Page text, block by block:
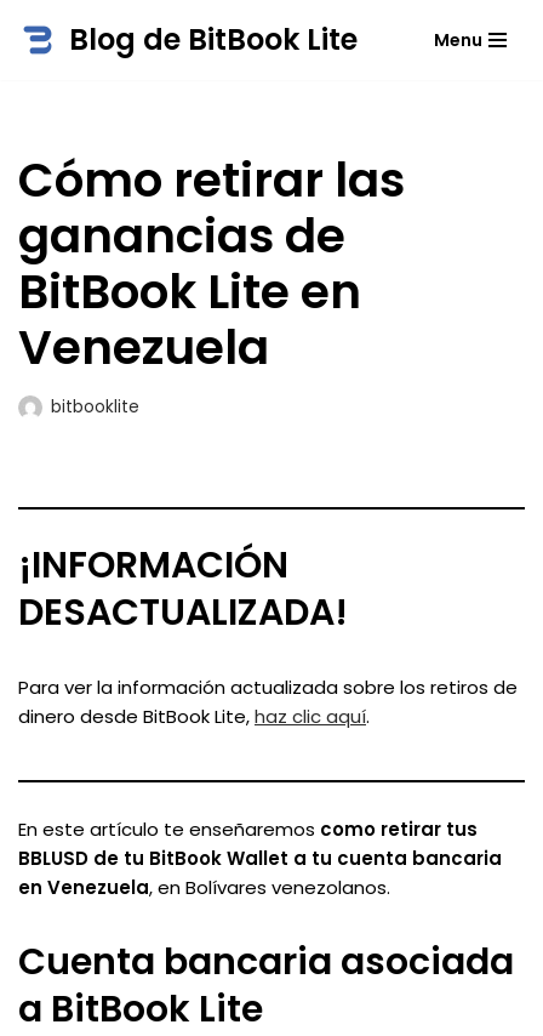
Blog de BitBook Lite Menu
Cómo retirar las
ganancias de
BitBook Lite en
Venezuela
bitbooklite
¡INFORMACIÓN
DESACTUALIZADA!
Para ver la información actualizada sobre los retiros de
dinero desde BitBook Lite,haz clic aquí.
En este artículo te enseñaremos como retirar tus
BBLUSD de tu BitBook Wallet a tu cuenta bancaria
en Venezuela, en Bolívares venezolanos.
Cuenta bancaria asociada
a BitBook Lite